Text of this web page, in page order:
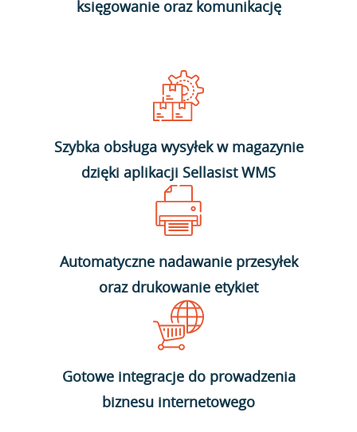
księgowanie oraz komunikację
Szybka obsługa wysyłek w magazynie
dzięki aplikacji Sellasist WMS
Automatyczne nadawanie przesyłek
oraz drukowanie etykiet
Gotowe integracje do prowadzenia
biznesu internetowego